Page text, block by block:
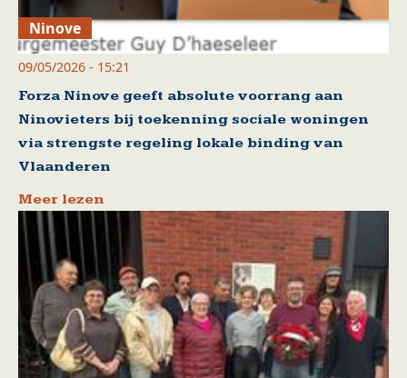
Ninove
09/05/2026 - 15:21
Forza Ninove geeft absolute voorrang aan
Ninovieters bij toekenning sociale woningen
via strengste regeling lokale binding van
Vlaanderen
Meer lezen